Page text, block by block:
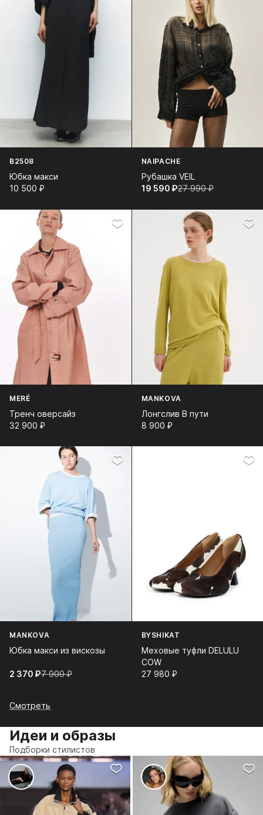
B2508
Юбка макси
10 500⁠ ⁠₽
NAIPACHE
Рубашка VEIL
19 590⁠ ⁠₽27 990⁠ ⁠₽
MERÉ
Тренч оверсайз
32 900⁠ ⁠₽
MANKOVA
Лонгслив В пути
8 900⁠ ⁠₽
MANKOVA
Юбка макси из вискозы
2 370⁠ ⁠₽7 900⁠ ⁠₽
BYSHIKAT
Мeховые туфли DELULU
COW
27 980⁠ ⁠₽
Смотреть
Идеи и образы
Подборки стилистов